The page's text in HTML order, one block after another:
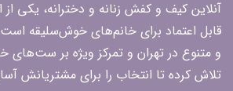
آنلاین کیف و کفش زنانه و دخترانه، یکی
قابل اعتماد برای خانم‌های خوش‌سلیقه است.
و متنوع در تهران و تمرکز ویژه بر
تلاش کرده تا انتخاب را برای مشتریانش